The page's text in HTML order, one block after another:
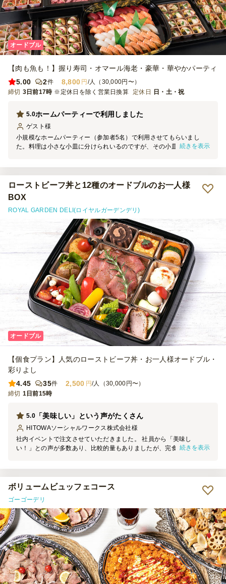
オードブル
【肉も魚も！】握り寿司・オマール海老・豪華・華やかパーティ
5.00
2件 8,800 円/人（30,000円〜）
締切 3日前17時 ※定休日を除く営業日換算 定休日 日・土・祝
ホームパーティーで利用しました
5.0
ゲスト 様
小規模なホームパーティー（参加者5名）で利用させてもらいまし
た。料理は小さな小皿に分けられいるのですが、その小皿を運搬され
続きを表示
ローストビーフ丼と12種のオードブルのお一人様
BOX
ROYAL GARDEN DELI(ロイヤルガーデンデリ)
オードブル
【個食プラン】人気のローストビーフ丼・お一人様オードブル・
彩りよし
4.45
35件 2,500 円/人（30,000円〜）
締切 1日前15時
「美味しい」という声がたくさん
5.0
HITOWAソーシャルワークス株式会社様
社内イベントで注文させていただきました。 社員から「美味し
い！」との声が多数あり、比較的量もありましたが、完食している人
続きを表示
ボリュームビュッフェコース
ゴーゴーデリ